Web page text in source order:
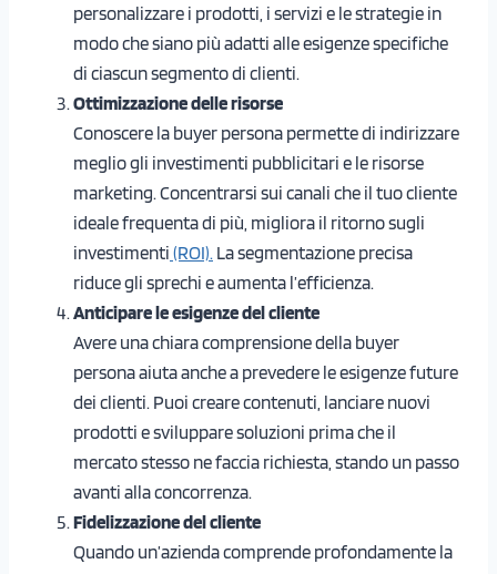
personalizzare i prodotti, i servizi e le strategie in
modo che siano più adatti alle esigenze specifiche
di ciascun segmento di clienti.
Ottimizzazione delle risorse
Conoscere la buyer persona permette di indirizzare
meglio gli investimenti pubblicitari e le risorse
marketing. Concentrarsi sui canali che il tuo cliente
ideale frequenta di più, migliora il ritorno sugli
investimenti (ROI). La segmentazione precisa
riduce gli sprechi e aumenta l’efficienza.
Anticipare le esigenze del cliente
Avere una chiara comprensione della buyer
persona aiuta anche a prevedere le esigenze future
dei clienti. Puoi creare contenuti, lanciare nuovi
prodotti e sviluppare soluzioni prima che il
mercato stesso ne faccia richiesta, stando un passo
avanti alla concorrenza.
Fidelizzazione del cliente
Quando un’azienda comprende profondamente la